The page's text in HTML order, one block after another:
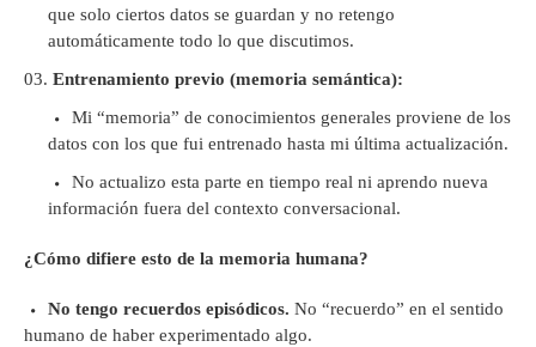
que solo ciertos datos se guardan y no retengo
automáticamente todo lo que discutimos.
Entrenamiento previo (memoria semántica):
Mi “memoria” de conocimientos generales proviene de los
datos con los que fui entrenado hasta mi última actualización.
No actualizo esta parte en tiempo real ni aprendo nueva
información fuera del contexto conversacional.
¿Cómo difiere esto de la memoria humana?
No tengo recuerdos episódicos. No “recuerdo” en el sentido
humano de haber experimentado algo.